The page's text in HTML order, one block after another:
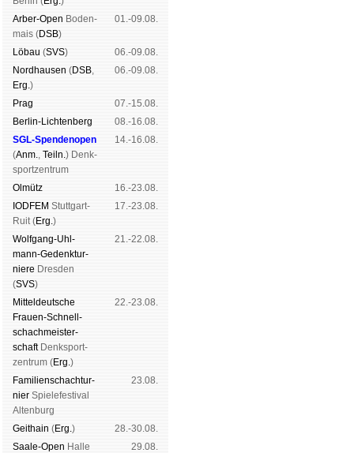
Arber-Open Boden­
mais (DSB)
01.-09.08.
Lö­bau (SVS)
06.-09.08.
Nord­hau­sen (DSB,
Erg.)
06.-09.08.
Prag
07.-15.08.
Berlin-Lich­ten­berg
08.-16.08.
SGL-Spenden­open
(Anm., Teiln.) Denk­
sport­zen­trum
14.-16.08.
Ol­mütz
16.-23.08.
IODFEM Stutt­gart-
Ruit (Erg.)
17.-23.08.
Wolf­gang-Uhl­
mann-Ge­denk­tur­
niere Dres­den
(SVS)
21.-22.08.
Mit­tel­deu­tsche
Frauen-Schnell­
schach­meis­ter­
schaftDenk­sport­
zen­trum (Erg.)
22.-23.08.
Familien­schach­tur­
nier Spiele­fes­ti­val
Al­ten­burg
23.08.
Geit­hain (Erg.)
28.-30.08.
Saale-Open Halle
29.08.